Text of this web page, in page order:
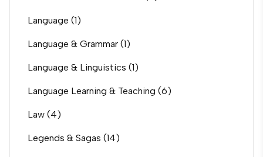
Language (1)
Language & Grammar (1)
Language & Linguistics (1)
Language Learning & Teaching (6)
Law (4)
Legends & Sagas (14)